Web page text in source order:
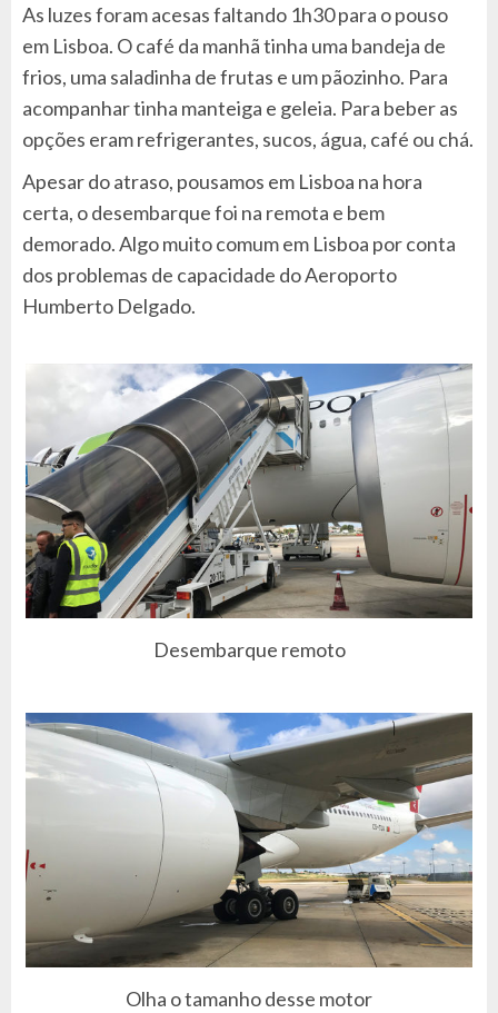
As luzes foram acesas faltando 1h30 para o pouso
em Lisboa. O café da manhã tinha uma bandeja de
frios, uma saladinha de frutas e um pãozinho. Para
acompanhar tinha manteiga e geleia. Para beber as
opções eram refrigerantes, sucos, água, café ou chá.
Apesar do atraso, pousamos em Lisboa na hora
certa, o desembarque foi na remota e bem
demorado. Algo muito comum em Lisboa por conta
dos problemas de capacidade do Aeroporto
Humberto Delgado.
Desembarque remoto
Olha o tamanho desse motor